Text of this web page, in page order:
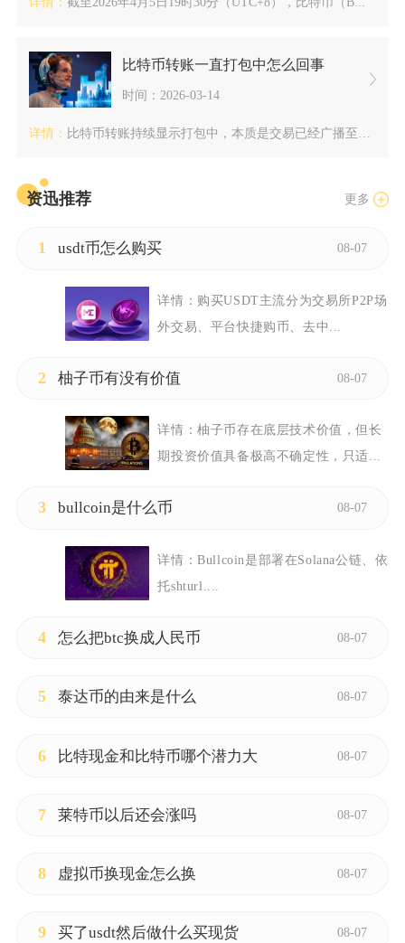
比特币转账一直打包中怎么回事
时间：2026-03-14
详情： 比特币转账持续显示打包中，本质是交易已经广播至网络、存入内存...
资迅推荐 更多
1 usdt币怎么购买 08-07
详情： 购买USDT主流分为交易所P2P场
外交易、平台快捷购币、去中...
2 柚子币有没有价值 08-07
详情：柚子币存在底层技术价值，但长
期投资价值具备极高不确定性，只适...
3 bullcoin是什么币 08-07
详情：Bullcoin是部署在Solana公链、依
托shturl....
4 怎么把btc换成人民币 08-07
5 泰达币的由来是什么 08-07
6 比特现金和比特币哪个潜力大 08-07
7 莱特币以后还会涨吗 08-07
8 虚拟币换现金怎么换 08-07
9 买了usdt然后做什么买现货 08-07